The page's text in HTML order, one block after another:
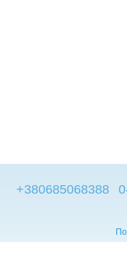
+380685068388